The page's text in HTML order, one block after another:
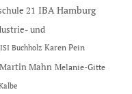
21 IBA Hamburg
und
ISI Buchholz Karen Pein
Martin Mahn Melanie-Gitte